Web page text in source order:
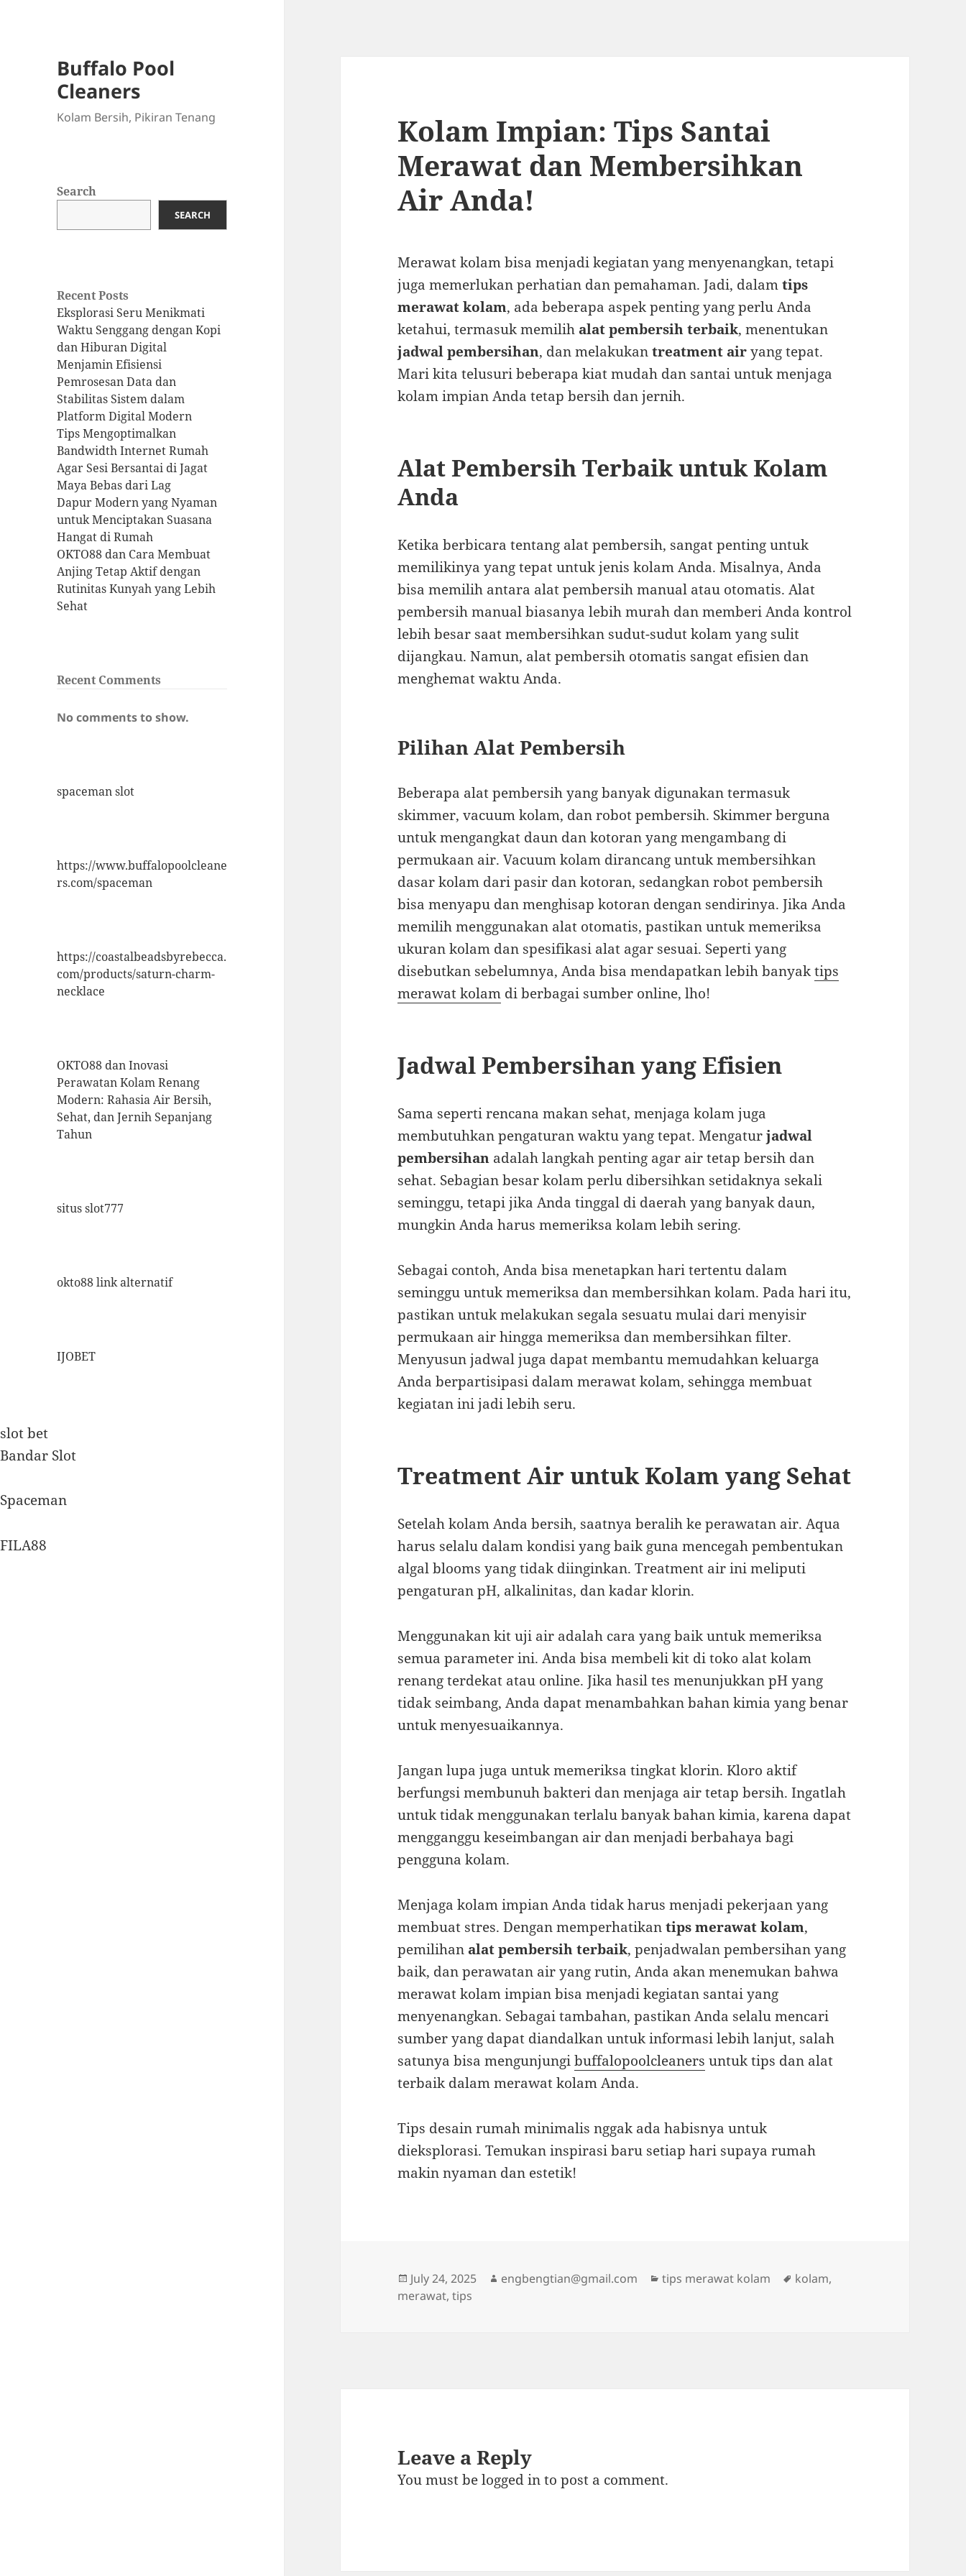
Buffalo Pool
Cleaners
Kolam Bersih, Pikiran Tenang
Search
SEARCH
Recent Posts
Eksplorasi Seru Menikmati
Waktu Senggang dengan Kopi
dan Hiburan Digital
Menjamin Efisiensi
Pemrosesan Data dan
Stabilitas Sistem dalam
Platform Digital Modern
Tips Mengoptimalkan
Bandwidth Internet Rumah
Agar Sesi Bersantai di Jagat
Maya Bebas dari Lag
Dapur Modern yang Nyaman
untuk Menciptakan Suasana
Hangat di Rumah
OKTO88 dan Cara Membuat
Anjing Tetap Aktif dengan
Rutinitas Kunyah yang Lebih
Sehat
Recent Comments
No comments to show.
spaceman slot
https://www.buffalopoolcleane
rs.com/spaceman
https://coastalbeadsbyrebecca.
com/products/saturn-charm-
necklace
OKTO88 dan Inovasi
Perawatan Kolam Renang
Modern: Rahasia Air Bersih,
Sehat, dan Jernih Sepanjang
Tahun
situs slot777
okto88 link alternatif
IJOBET
slot bet
Bandar Slot
Spaceman
FILA88
Kolam Impian: Tips Santai
Merawat dan Membersihkan
Air Anda!
Merawat kolam bisa menjadi kegiatan yang menyenangkan, tetapi
juga memerlukan perhatian dan pemahaman. Jadi, dalamtips
merawat kolam, ada beberapa aspek penting yang perlu Anda
ketahui, termasuk memilih alat pembersih terbaik, menentukan
jadwal pembersihan, dan melakukantreatment airyang tepat.
Mari kita telusuri beberapa kiat mudah dan santai untuk menjaga
kolam impian Anda tetap bersih dan jernih.
Alat Pembersih Terbaik untuk Kolam
Anda
Ketika berbicara tentang alat pembersih, sangat penting untuk
memilikinya yang tepat untuk jenis kolam Anda. Misalnya, Anda
bisa memilih antara alat pembersih manual atau otomatis. Alat
pembersih manual biasanya lebih murah dan memberi Anda kontrol
lebih besar saat membersihkan sudut-sudut kolam yang sulit
dijangkau. Namun, alat pembersih otomatis sangat efisien dan
menghemat waktu Anda.
Pilihan Alat Pembersih
Beberapa alat pembersih yang banyak digunakan termasuk
skimmer, vacuum kolam, dan robot pembersih. Skimmer berguna
untuk mengangkat daun dan kotoran yang mengambang di
permukaan air. Vacuum kolam dirancang untuk membersihkan
dasar kolam dari pasir dan kotoran, sedangkan robot pembersih
bisa menyapu dan menghisap kotoran dengan sendirinya. Jika Anda
memilih menggunakan alat otomatis, pastikan untuk memeriksa
ukuran kolam dan spesifikasi alat agar sesuai. Seperti yang
disebutkan sebelumnya, Anda bisa mendapatkan lebih banyaktips
merawat kolam di berbagai sumber online, lho!
Jadwal Pembersihan yang Efisien
Sama seperti rencana makan sehat, menjaga kolam juga
membutuhkan pengaturan waktu yang tepat. Mengaturjadwal
pembersihan adalah langkah penting agar air tetap bersih dan
sehat. Sebagian besar kolam perlu dibersihkan setidaknya sekali
seminggu, tetapi jika Anda tinggal di daerah yang banyak daun,
mungkin Anda harus memeriksa kolam lebih sering.
Sebagai contoh, Anda bisa menetapkan hari tertentu dalam
seminggu untuk memeriksa dan membersihkan kolam. Pada hari itu,
pastikan untuk melakukan segala sesuatu mulai dari menyisir
permukaan air hingga memeriksa dan membersihkan filter.
Menyusun jadwal juga dapat membantu memudahkan keluarga
Anda berpartisipasi dalam merawat kolam, sehingga membuat
kegiatan ini jadi lebih seru.
Treatment Air untuk Kolam yang Sehat
Setelah kolam Anda bersih, saatnya beralih ke perawatan air. Aqua
harus selalu dalam kondisi yang baik guna mencegah pembentukan
algal blooms yang tidak diinginkan. Treatment air ini meliputi
pengaturan pH, alkalinitas, dan kadar klorin.
Menggunakan kit uji air adalah cara yang baik untuk memeriksa
semua parameter ini. Anda bisa membeli kit di toko alat kolam
renang terdekat atau online. Jika hasil tes menunjukkan pH yang
tidak seimbang, Anda dapat menambahkan bahan kimia yang benar
untuk menyesuaikannya.
Jangan lupa juga untuk memeriksa tingkat klorin. Kloro aktif
berfungsi membunuh bakteri dan menjaga air tetap bersih. Ingatlah
untuk tidak menggunakan terlalu banyak bahan kimia, karena dapat
mengganggu keseimbangan air dan menjadi berbahaya bagi
pengguna kolam.
Menjaga kolam impian Anda tidak harus menjadi pekerjaan yang
membuat stres. Dengan memperhatikantips merawat kolam,
pemilihan alat pembersih terbaik, penjadwalan pembersihan yang
baik, dan perawatan air yang rutin, Anda akan menemukan bahwa
merawat kolam impian bisa menjadi kegiatan santai yang
menyenangkan. Sebagai tambahan, pastikan Anda selalu mencari
sumber yang dapat diandalkan untuk informasi lebih lanjut, salah
satunya bisa mengunjungibuffalopoolcleaners untuk tips dan alat
terbaik dalam merawat kolam Anda.
Tips desain rumah minimalis nggak ada habisnya untuk
dieksplorasi. Temukan inspirasi baru setiap hari supaya rumah
makin nyaman dan estetik!
Posted
on
July 24, 2025 Author
engbengtian@gmail.com Categories
tips merawat kolam Tags
kolam,
merawat,tips
Leave a Reply
You must belogged into post a comment.